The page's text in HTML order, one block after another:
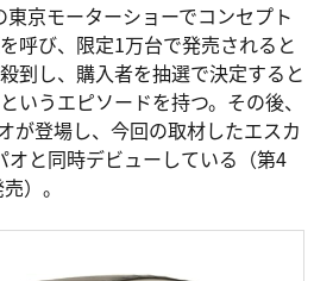
京モーターショーでコンセプト
呼び、限定1万台で発売されると
到し、購入者を抽選で決定すると
いうエピソードを持つ。その後、
が登場し、今回の取材したエスカ
オと同時デビューしている（第4
）。